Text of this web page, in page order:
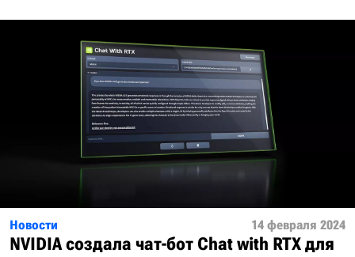
Новости 14 февраля 2024
NVIDIA создала чат-бот Chat with RTX для